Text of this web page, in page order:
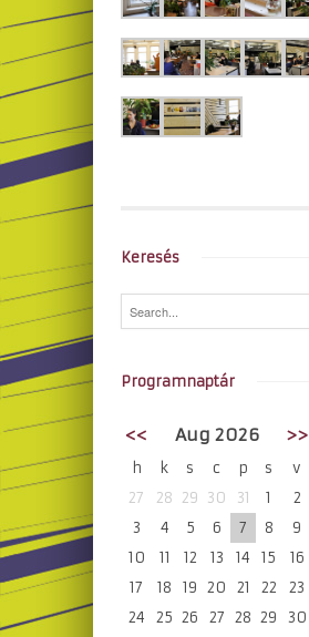
Keresés
Programnaptár
<< Aug 2026 >>
h k s c p s
v
27
28 29 30 31 1
2
3
4 5 6 7 8
9
10
11 12 13 14 15
16
17
18 19 20 21 22
23
24
25 26 27 28 29
30